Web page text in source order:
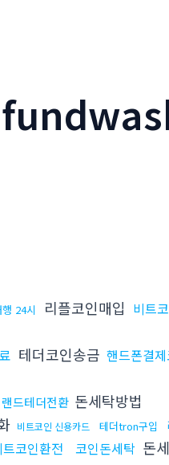
24시 리플코인매입 비트
테더코인송금 핸드폰결
드테더전환 돈세탁방법
비트코인 신용카드 테더tron구입
트코인환전 코인돈세탁 돈